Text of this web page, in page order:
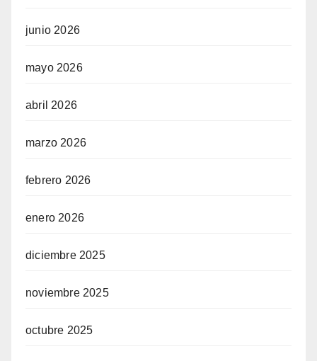
junio 2026
mayo 2026
abril 2026
marzo 2026
febrero 2026
enero 2026
diciembre 2025
noviembre 2025
octubre 2025